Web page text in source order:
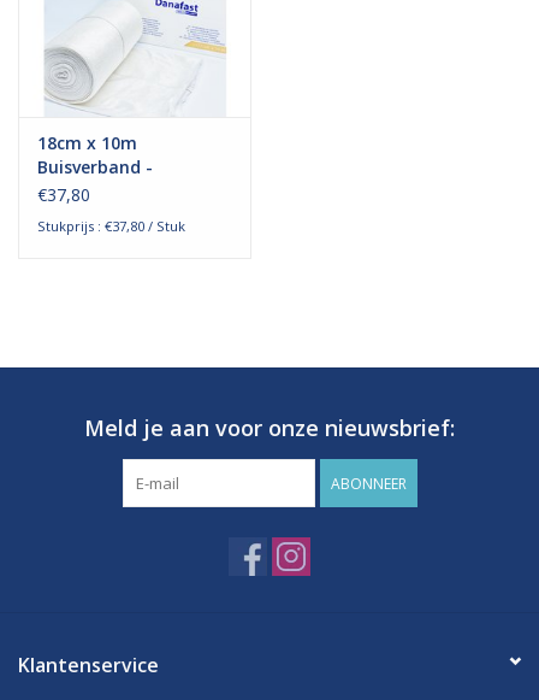
18cm x 10m
Buisverband -
Bovenlichaam
€37,80
Stukprijs : €37,80 / Stuk
Meld je aan voor onze nieuwsbrief:
ABONNEER
Klantenservice